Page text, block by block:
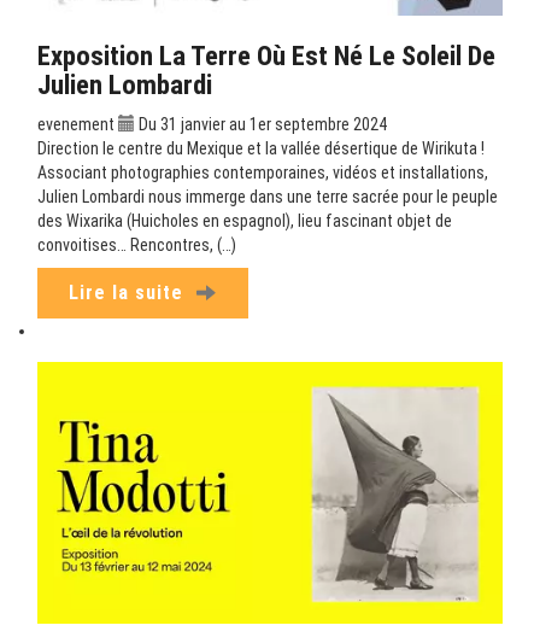
Exposition La Terre Où Est Né Le Soleil De
Julien Lombardi
evenement
Du 31 janvier au 1er septembre 2024
Direction le centre du Mexique et la vallée désertique de Wirikuta !
Associant photographies contemporaines, vidéos et installations,
Julien Lombardi nous immerge dans une terre sacrée pour le peuple
des Wixarika (Huicholes en espagnol), lieu fascinant objet de
convoitises… Rencontres, (…)
Lire la suite